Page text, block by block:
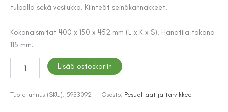
tulpalla sekä vesilukko. Kiinteät seinäkannakkeet.
Kokonaismitat 400 x 150 x 452 mm (L x K x S). Hanatila takana
115 mm.
SEINÄALLAS
määrä
Lisää ostoskoriin
Tuotetunnus (SKU): 5933092 Osasto: Pesualtaat ja tarvikkeet